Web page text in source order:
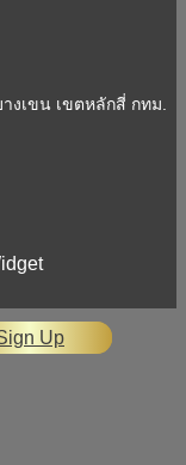
งเขน เขตหลักสี่ กทม.
Up